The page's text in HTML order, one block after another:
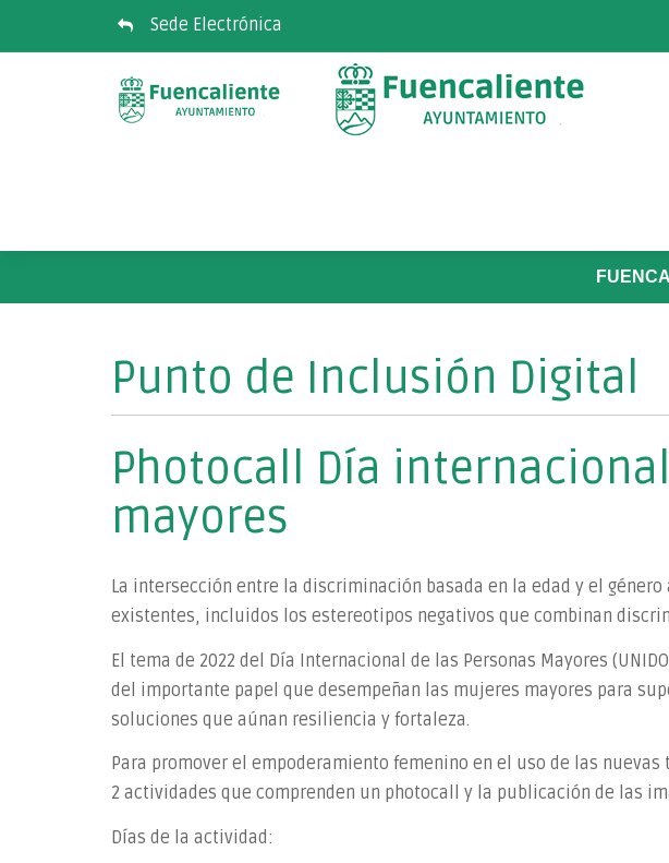
Sede Electrónica
Punto de Inclusión Digital
Photocall Día
mayores
La intersección entre la discriminación basada en la edad y el
existentes, incluidos los estereotipos negativos que combinan
El tema de 2022 del Día Internacional de las Personas Mayores
del importante papel que desempeñan las mujeres mayores para
soluciones que aúnan resiliencia y fortaleza.
Para promover el empoderamiento femenino en el uso de las
2 actividades que comprenden un photocall y la publicación de las
Días de la actividad: